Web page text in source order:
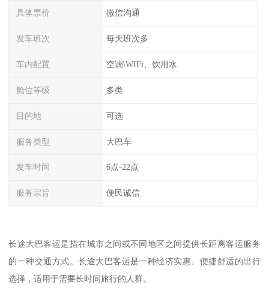
具体票价 微信沟通
发车班次 每天班次多
车内配置 空调\WIFi、饮用水
舱位等级 多类
目的地 可选
服务类型 大巴车
发车时间 6点-22点
服务宗旨 便民诚信
长途大巴客运是指在城市之间或不同地区之间提供长距离客运服务
的一种交通方式。长途大巴客运是一种经济实惠、便捷舒适的出行
选择，适用于需要长时间旅行的人群。